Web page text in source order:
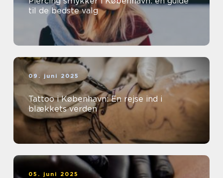
til de bedste valg
09. juni 2025
Tattoo i København: En rejse ind i
blækkets verden
05. juni 2025